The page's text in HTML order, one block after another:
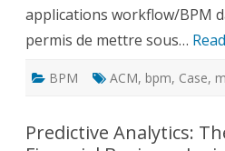
applications workflow/BPM
permis de mettre sous…
BPM ACM, bpm, Case,
Predictive Analytics: